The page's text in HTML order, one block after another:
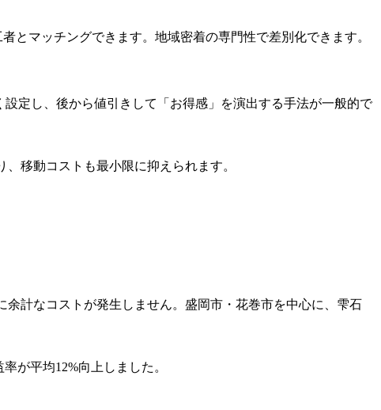
とマッチングできます。地域密着の専門性で差別化できます。
定し、後から値引きして「お得感」を演出する手法が一般的で
移動コストも最小限に抑えられます。
余計なコストが発生しません。盛岡市・花巻市を中心に、雫石
が平均12%向上しました。